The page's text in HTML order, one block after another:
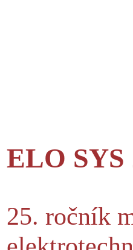
ELO SYS
25. ročník